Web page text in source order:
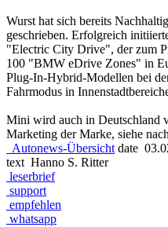
Wurst hat sich bereits
geschrieben. Erfolgreich
"Electric City Drive", der zum
100 "BMW eDrive Zones" in
Plug-In-Hybrid-Modellen bei
Fahrmodus in
Mini wird auch in Deutschland
Marketing der Marke, siehe
Autonews-Übersicht date
text Hanno S. Ritter
leserbrief
support
empfehlen
whatsapp